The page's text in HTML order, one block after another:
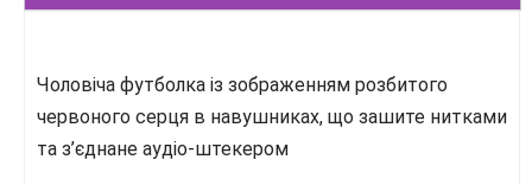
Чоловіча футболка із зображенням розбитого
червоного серця в навушниках, що зашите нитками
та з’єднане аудіо-штекером